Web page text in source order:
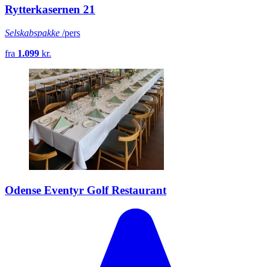
Rytterkasernen 21
Selskabspakke /pers
fra 1.099 kr.
Odense Eventyr Golf Restaurant